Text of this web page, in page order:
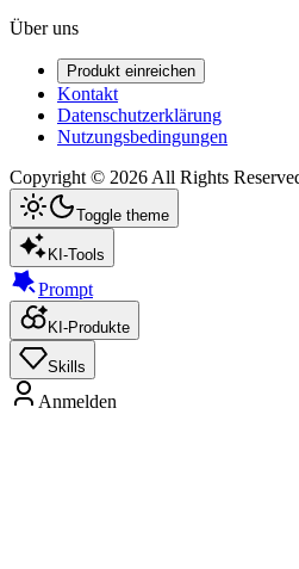
Über uns
Produkt einreichen
Kontakt
Datenschutzerklärung
Nutzungsbedingungen
Copyright © 2026All Rights
Toggle theme
KI-Tools
Prompt
KI-Produkte
Skills
Anmelden